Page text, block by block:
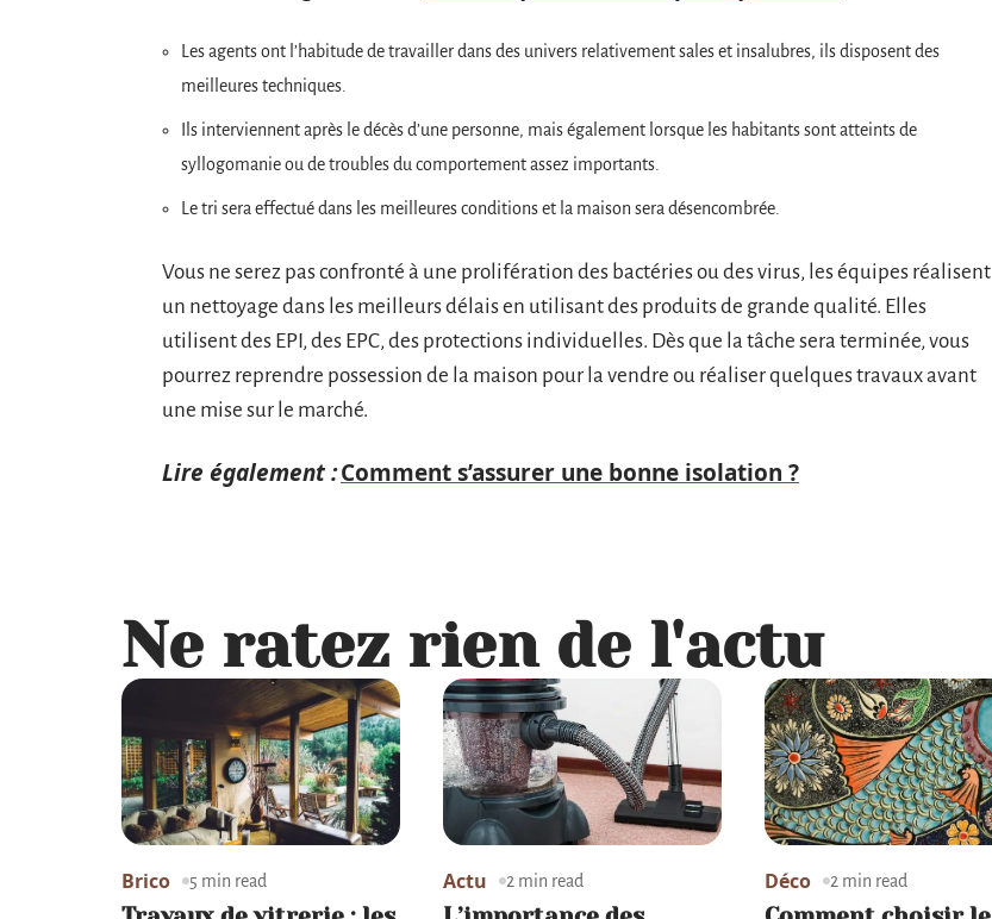
Les agents ont l’habitude de travailler dans des univers relativement sales et insalubres, ils disposent des
meilleures techniques.
Ils interviennent après le décès d’une personne, mais également lorsque les habitants sont atteints de
syllogomanie ou de troubles du comportement assez importants.
Le tri sera effectué dans les meilleures conditions et la maison sera désencombrée.
Vous ne serez pas confronté à une prolifération des bactéries ou des virus, les équipes réalisent
un nettoyage dans les meilleurs délais en utilisant des produits de grande qualité. Elles
utilisent des EPI, des EPC, des protections individuelles. Dès que la tâche sera terminée, vous
pourrez reprendre possession de la maison pour la vendre ou réaliser quelques travaux avant
une mise sur le marché.
Lire également :Comment s’assurer une bonne isolation ?
Ne ratez rien de l'actu
Brico 5 min read Actu 2 min read Déco 2 min read